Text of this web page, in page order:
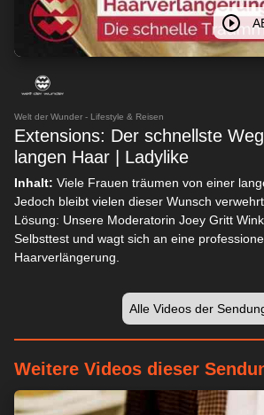
Welt der Wunder - Lifestyle & Reisen
Extensions: Der schnellste
langen Haar | Ladylike
Inhalt: Viele Frauen träumen von einer
Jedoch bleibt vielen dieser Wunsch
Lösung: Unsere Moderatorin Joey Gritt
Selbsttest und wagt sich an eine
Haarverlängerung.
Alle Videos der
Weitere Videos dieser